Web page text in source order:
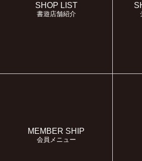
SHOP LIST
書遊店舗紹介
MEMBER SHIP
会員メニュー